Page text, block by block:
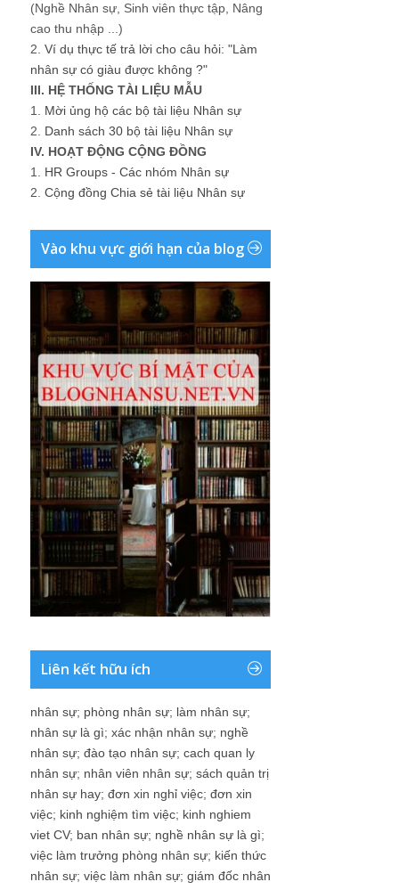
(Nghề Nhân sự, Sinh viên thực tập, Nâng
cao thu nhập ...)
2. Ví dụ thực tế trả lời cho câu hỏi: "Làm
nhân sự có giàu được không ?"
III. HỆ THỐNG TÀI LIỆU MẪU
1. Mời ủng hộ các bộ tài liệu Nhân sự
2. Danh sách 30 bộ tài liệu Nhân sự
IV. HOẠT ĐỘNG CỘNG ĐỒNG
1. HR Groups - Các nhóm Nhân sự
2. Cộng đồng Chia sẻ tài liệu Nhân sự
Vào khu vực giới hạn của blog
Liên kết hữu ích
nhân sự; phòng nhân sự; làm nhân sự;
nhân sự là gì; xác nhận nhân sự; nghề
nhân sự; đào tạo nhân sự; cach quan ly
nhân sự; nhân viên nhân sự; sách quản trị
nhân sự hay; đơn xin nghỉ việc; đơn xin
việc; kinh nghiệm tìm việc; kinh nghiem
viet CV; ban nhân sự; nghề nhân sự là gì;
việc làm trưởng phòng nhân sự; kiến thức
nhân sự; việc làm nhân sự; giám đốc nhân